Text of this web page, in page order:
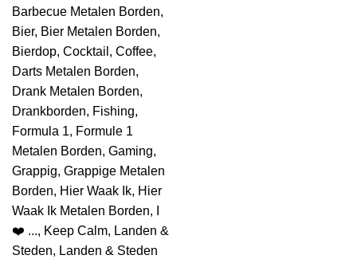
Barbecue Metalen Borden,
Bier, Bier Metalen Borden,
Bierdop, Cocktail , Coffee,
Darts Metalen Borden,
Drank Metalen Borden,
Drankborden, Fishing,
Formula 1, Formule 1
Metalen Borden, Gaming,
Grappig, Grappige Metalen
Borden, Hier Waak Ik, Hier
Waak Ik Metalen Borden,
❤️ ..., Keep Calm, Landen &
Steden, Landen & Steden